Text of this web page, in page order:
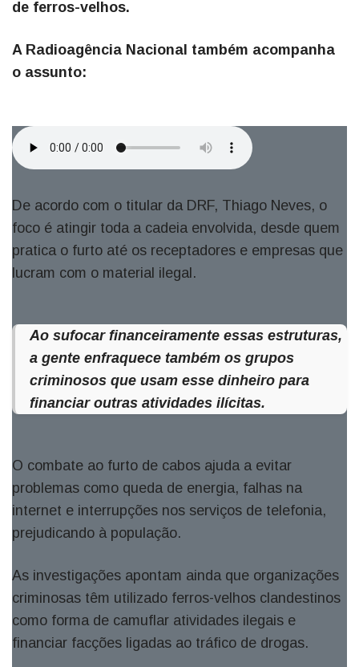
de ferros-velhos.
A Radioagência Nacional também acompanha
o assunto:
De acordo com o titular da DRF, Thiago Neves, o
foco é atingir toda a cadeia envolvida, desde quem
pratica o furto até os receptadores e empresas que
lucram com o material ilegal.
Ao sufocar financeiramente essas estruturas,
a gente enfraquece também os grupos
criminosos que usam esse dinheiro para
financiar outras atividades ilícitas.
O combate ao furto de cabos ajuda a evitar
problemas como queda de energia, falhas na
internet e interrupções nos serviços de telefonia,
prejudicando à população.
As investigações apontam ainda que organizações
criminosas têm utilizado ferros-velhos clandestinos
como forma de camuflar atividades ilegais e
financiar facções ligadas ao tráfico de drogas.